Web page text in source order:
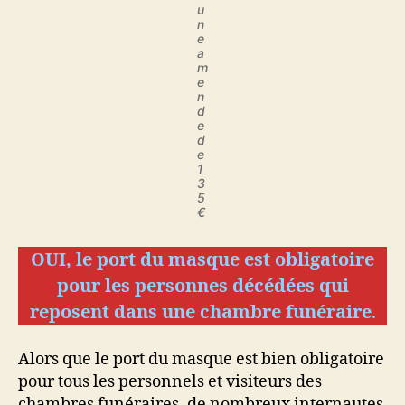
u
n
e
a
m
e
n
d
e
d
e
1
3
5
€
OUI, le port du masque est obligatoire
pour les personnes décédées qui
reposent dans une chambre funéraire.
Alors que le port du masque est bien obligatoire
pour tous les personnels et visiteurs des